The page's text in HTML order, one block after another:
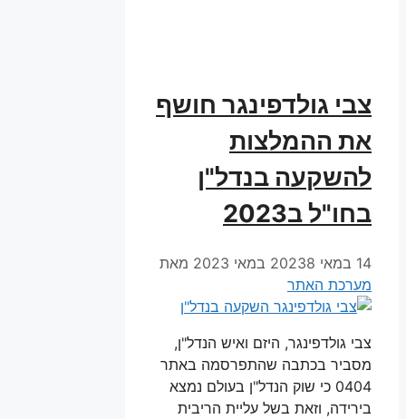
צבי גולדפינגר חושף
את ההמלצות
להשקעה בנדל"ן
בחו"ל ב2023
14 במאי 2023 8 במאי 2023
מאת
מערכת האתר
צבי גולדפינגר, היזם ואיש הנדל"ן,
מסביר בכתבה שהתפרסמה באתר
0404 כי שוק הנדל"ן בעולם נמצא
בירידה, וזאת בשל עליית הריבית